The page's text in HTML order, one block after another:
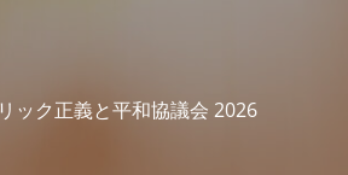
ック正義と平和協議会 2026